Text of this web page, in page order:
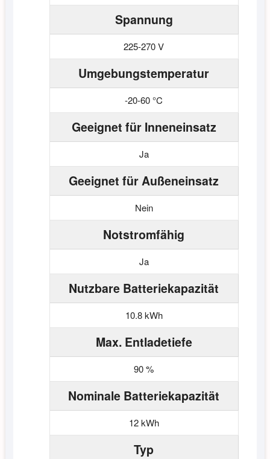
Spannung
225-270 V
Umgebungstemperatur
-20-60 °C
Geeignet für Inneneinsatz
Ja
Geeignet für Außeneinsatz
Nein
Notstromfähig
Ja
Nutzbare Batteriekapazität
10.8 kWh
Max. Entladetiefe
90 %
Nominale Batteriekapazität
12 kWh
Typ